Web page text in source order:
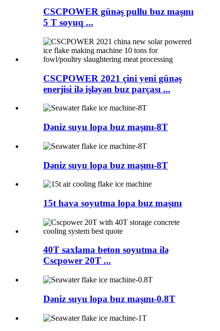
CSCPOWER günəş pullu buz maşını
5 T soyuq ...
CSCPOWER 2021 çini yeni günəş
enerjisi ilə işləyən buz parçası ...
Dəniz suyu lopa buz maşını-8T
Dəniz suyu lopa buz maşını-8T
15t hava soyutma lopa buz maşını
40T saxlama beton soyutma ilə
Cscpower 20T ...
Dəniz suyu lopa buz maşını-0.8T